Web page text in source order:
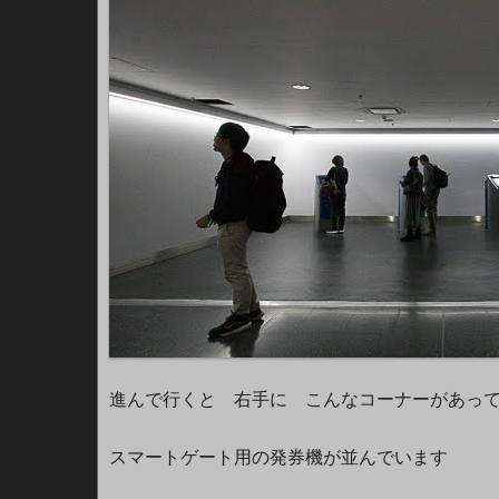
進んで行くと 右手に こんなコーナーがあ
スマートゲート用の発券機が並んでいます